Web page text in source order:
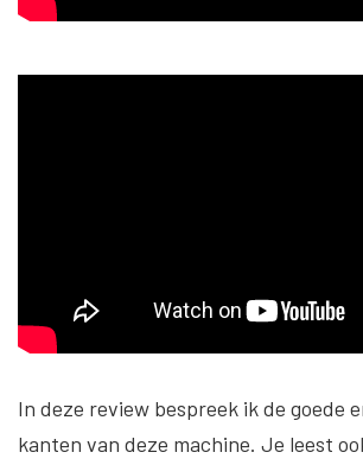
In deze review bespreek ik de goede
kanten van deze machine. Je leest